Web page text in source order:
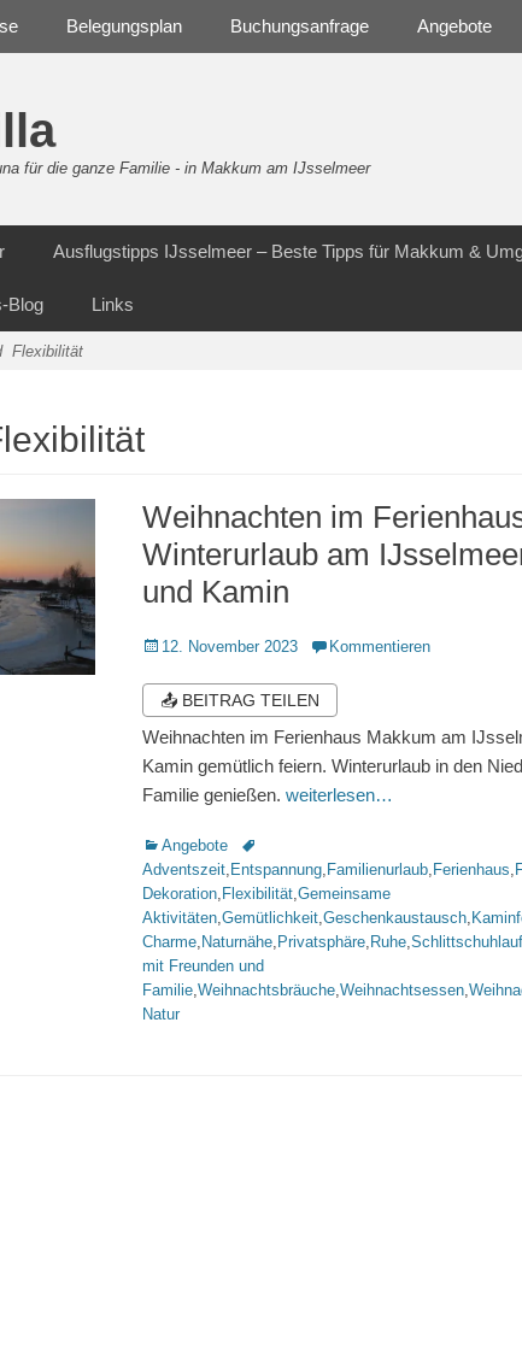
Belegungsplan Buchungsanfrage Angebote
für die ganze Familie - in Makkum am IJsselmeer
Ausflugstipps IJsselmeer – Beste Tipps für Makkum &
Blog Links
Flexibilität
Weihnachten im
Winterurlaub am
und Kamin
Veröffentlicht
12. November 2023 Kommentieren
📤 BEITRAG TEILEN
Weihnachten im Ferienhaus Makkum am
Kamin gemütlich feiern. Winterurlaub in den
Familie genießen. weiterlesen…
Kategorien
Angebote
Schlagworte
Adventszeit, Entspannung, Familienurlaub, Ferienhaus,
Dekoration, Flexibilität,Gemeinsame
Aktivitäten,Gemütlichkeit,Geschenkaustausch,
Charme, Naturnähe, Privatsphäre, Ruhe,
mit Freunden und
Familie,Weihnachtsbräuche,Weihnachtsessen,
Natur